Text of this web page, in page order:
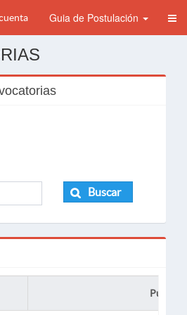
Guia de Postulación
Buscar
Puesto